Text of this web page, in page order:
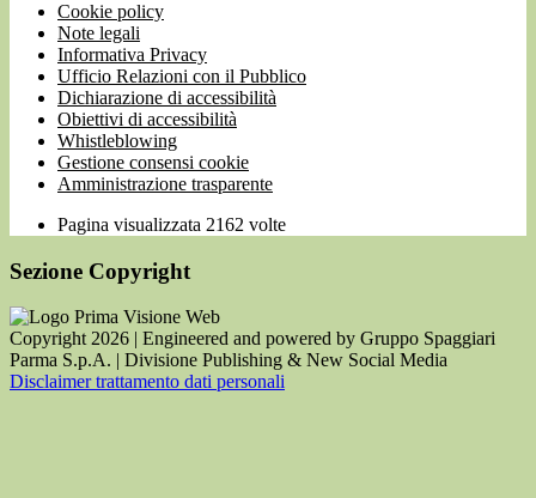
Cookie policy
Note legali
Informativa Privacy
Ufficio Relazioni con il Pubblico
Dichiarazione di accessibilità
Obiettivi di accessibilità
Whistleblowing
Gestione consensi cookie
Amministrazione trasparente
Pagina visualizzata 2162 volte
Sezione Copyright
Copyright 2026 | Engineered and powered by Gruppo Spaggiari
Parma S.p.A. | Divisione Publishing & New Social Media
Disclaimer trattamento dati personali